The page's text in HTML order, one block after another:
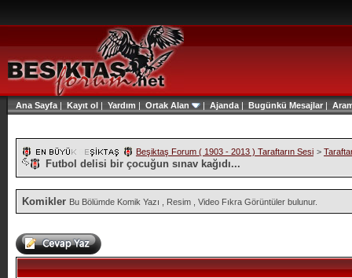
Ana Sayfa | Kayıt ol | Yardım | Ortak Alan | Ajanda | Bugünkü Mesajlar|
Beşiktaş Forum ( 1903 - 2013 ) Taraftarın Sesi >
Futbol delisi bir çocuğun sınav kağıdı...
Komikler Bu Bölümde Komik Yazı , Resim , Video Fıkra Görüntüler bulunur.